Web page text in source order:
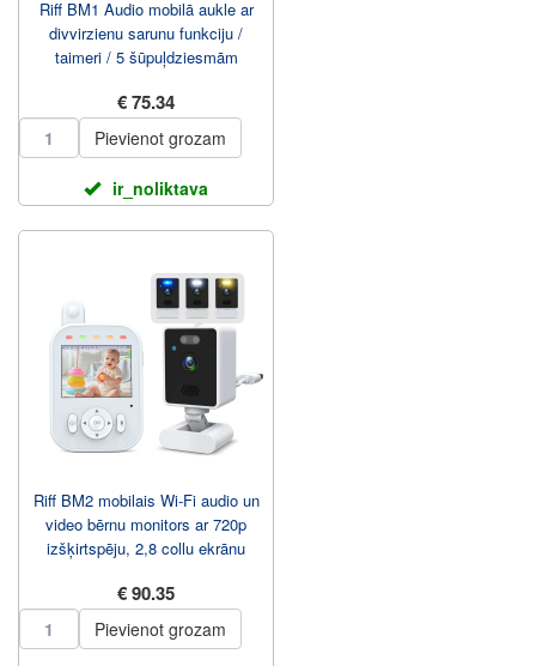
Riff BM1 Audio mobilā aukle ar
divvirzienu sarunu funkciju /
taimeri / 5 šūpuļdziesmām
€ 75.34
Pievienot grozam
ir_noliktava
Riff BM2 mobilais Wi-Fi audio un
video bērnu monitors ar 720p
izšķirtspēju, 2,8 collu ekrānu
€ 90.35
Pievienot grozam